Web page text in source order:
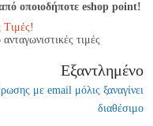
οποιοδήποτε eshop point!
τιμές
Εξαντλημένο
με email μόλις ξαναγίνει
διαθέσιμο